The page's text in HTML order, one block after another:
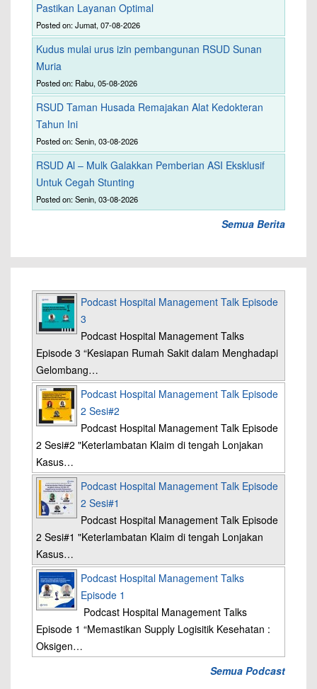
Pastikan Layanan Optimal
Posted on: Jumat, 07-08-2026
Kudus mulai urus izin pembangunan RSUD Sunan
Muria
Posted on: Rabu, 05-08-2026
RSUD Taman Husada Remajakan Alat Kedokteran
Tahun Ini
Posted on: Senin, 03-08-2026
RSUD Al – Mulk Galakkan Pemberian ASI Eksklusif
Untuk Cegah Stunting
Posted on: Senin, 03-08-2026
Semua Berita
Podcast Hospital Management Talk Episode
3
Podcast Hospital Management Talks
Episode 3 “Kesiapan Rumah Sakit dalam Menghadapi
Gelombang…
Podcast Hospital Management Talk Episode
2 Sesi#2
Podcast Hospital Management Talk Episode
2 Sesi#2 "Keterlambatan Klaim di tengah Lonjakan
Kasus…
Podcast Hospital Management Talk Episode
2 Sesi#1
Podcast Hospital Management Talk Episode
2 Sesi#1 "Keterlambatan Klaim di tengah Lonjakan
Kasus…
Podcast Hospital Management Talks
Episode 1
Podcast Hospital Management Talks
Episode 1 “Memastikan Supply Logisitik Kesehatan :
Oksigen…
Semua Podcast